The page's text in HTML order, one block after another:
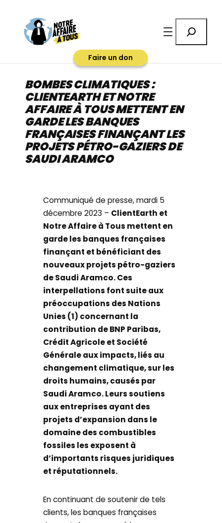
contenu
Faire un don
BOMBES CLIMATIQUES :
CLIENTEARTH ET NOTRE
AFFAIRE À TOUS METTENT EN
GARDE LES BANQUES
FRANÇAISES FINANÇANT LES
PROJETS PÉTRO-GAZIERS DE
SAUDI ARAMCO
Communiqué de presse, mardi 5
décembre 2023 – ClientEarth et
Notre Affaire à Tous mettent en
garde les banques françaises
finançant et bénéficiant des
nouveaux projets pétro-gaziers
de Saudi Aramco. Ces
interpellations font suite aux
préoccupations des Nations
Unies (1) concernant la
contribution de BNP Paribas,
Crédit Agricole et Société
Générale aux impacts, liés au
changement climatique, sur les
droits humains, causés par
Saudi Aramco. Leurs soutiens
aux entreprises ayant des
projets d’expansion dans le
domaine des combustibles
fossiles les exposent à
d’importants risques juridiques
et réputationnels.
En continuant de soutenir de tels
clients, les banques françaises